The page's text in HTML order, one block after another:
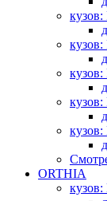
кузов:
ORTHIA
кузов: